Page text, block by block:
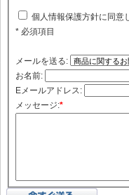
個人情報保護方針に同意
* 必須項目
メールを送る:
お名前:
Eメールアドレス:
メッセージ:*